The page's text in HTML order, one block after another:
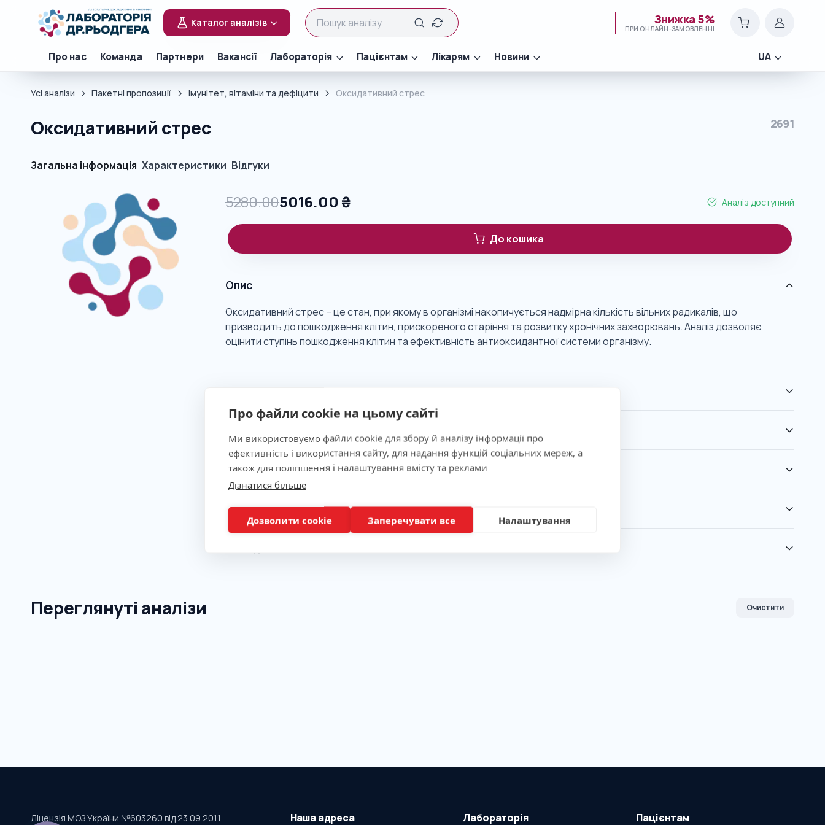
Про файли cookie на цьому сайті
Ми використовуємо файли cookie для збору й аналізу інформації про
ефективність і використання сайту, для надання функцій соціальних мереж, а
також для поліпшення і налаштування вмісту та реклами
Дізнатися більше
Дозволити cookie Заперечувати все Налаштування
Каталог аналізів Знижка 5%
ПРИ ОНЛАЙН-ЗАМОВЛЕННІ
Про нас Команда Партнери Вакансії Лабораторія Пацієнтам Лікарям Новини UA
Усі аналізи Пакетні пропозиції Імунітет, вітаміни та дефіцити Оксидативний стрес
Оксидативний стрес 2691
Загальна інформація Характеристики Відгуки
5280.005016.00 ₴ Аналіз доступний
До кошика
Опис
Оксидативний стрес – це стан, при якому в організмі накопичується надмірна кількість вільних радикалів, що
призводить до пошкодження клітин, прискореного старіння та розвитку хронічних захворювань. Аналіз дозволяє
оцінити ступінь пошкодження клітин та ефективність антиоксидантної системи організму.
Клінічна значимість
Метод
Підготовка
Переглянуті аналізи Очистити
Ліцензія МОЗ України №603260 від 23.09.2011 Наша адреса Лабораторія Пацієнтам